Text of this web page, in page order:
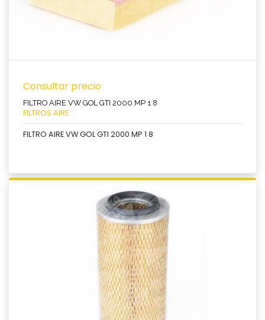
Consultar precio
FILTRO AIRE VW GOL GTI 2000 MP 1 8
FILTROS AIRE
FILTRO AIRE VW GOL GTI 2000 MP 1 8
Ver producto